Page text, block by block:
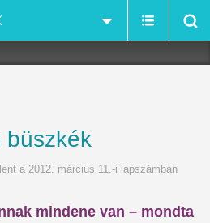
büszkék
a 2012. március 11.-i lapszámban
mindene van – mondta